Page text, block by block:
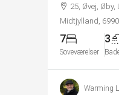
25, Øvej, Øby,
Midtjylland,
7
Soveværelser
3
Warming